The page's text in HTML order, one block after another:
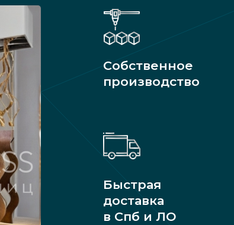
Собственное
производство
Быстрая
доставка
в Спб и ЛО